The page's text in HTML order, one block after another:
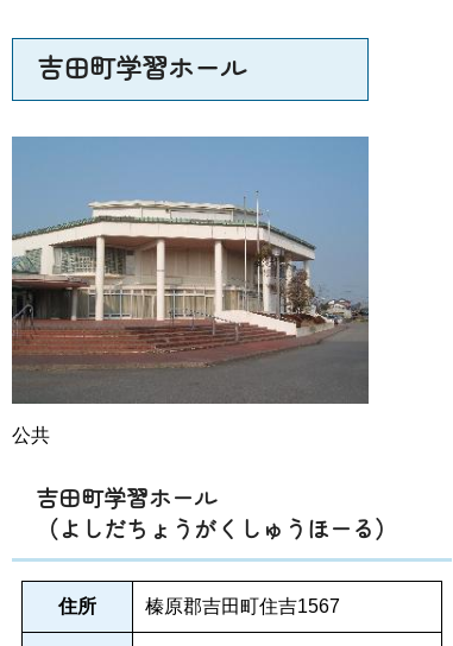
吉田町学習ホール
公共
吉田町学習ホール
（よしだちょうがくしゅうほーる）
住所 榛原郡吉田町住吉1567